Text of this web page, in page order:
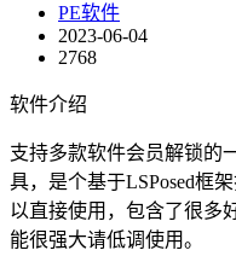
PE软件
2023-06-04
2768
软件介绍
支持多款软件会员解锁的
具，是个基于LSPosed框
以直接使用，包含了很多
能很强大请低调使用。